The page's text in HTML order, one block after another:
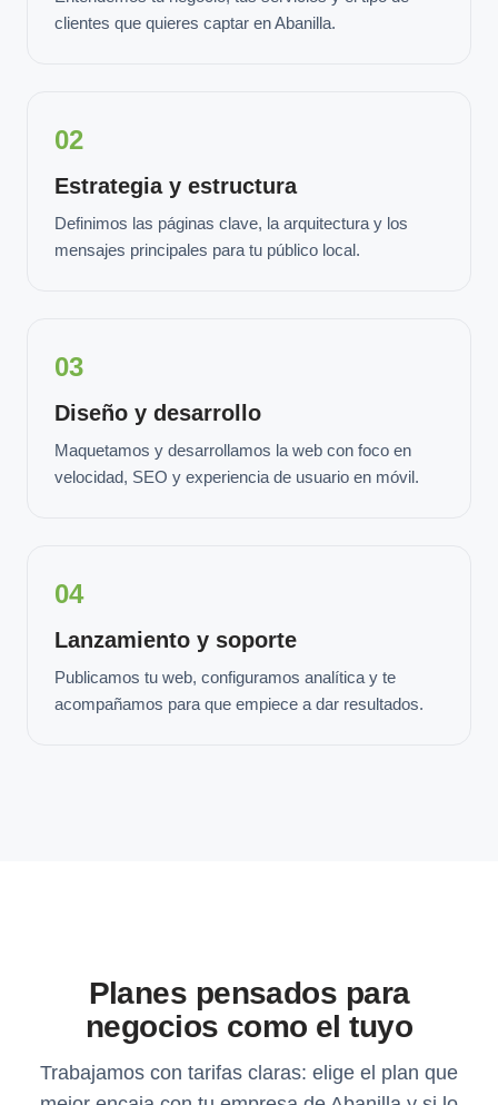
clientes que quieres captar en Abanilla.
02
Estrategia y estructura
Definimos las páginas clave, la arquitectura y los
mensajes principales para tu público local.
03
Diseño y desarrollo
Maquetamos y desarrollamos la web con foco en
velocidad, SEO y experiencia de usuario en móvil.
04
Lanzamiento y soporte
Publicamos tu web, configuramos analítica y te
acompañamos para que empiece a dar resultados.
Planes pensados para
negocios como el tuyo
Trabajamos con tarifas claras: elige el plan que